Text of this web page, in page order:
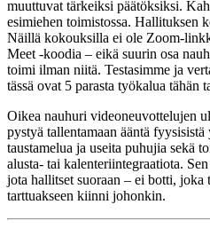
muuttuvat tärkeiksi päätöksiksi.
esimiehen toimistossa. Hallituksen
Näillä kokouksilla ei ole Zoom-
Meet -koodia – eikä suurin osa
toimi ilman niitä. Testasimme ja
tässä ovat 5 parasta työkalua tähän
Oikea nauhuri videoneuvottelujen
pystyä tallentamaan ääntä
taustamelua ja useita puhujia sekä
alusta- tai kalenteriintegraatiota.
jota hallitset suoraan – ei botti, joka
tarttuakseen kiinni johonkin.